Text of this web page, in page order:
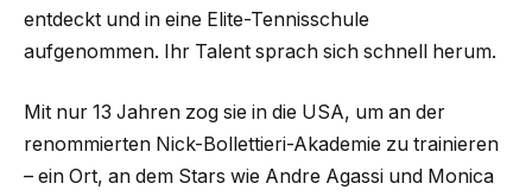
entdeckt und in eine Elite-Tennisschule
aufgenommen. Ihr Talent sprach sich schnell herum.
Mit nur 13 Jahren zog sie in die USA, um an der
renommierten Nick-Bollettieri-Akademie zu trainieren
– ein Ort, an dem Stars wie Andre Agassi und Monica